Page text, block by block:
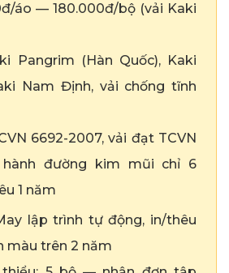
áo — 180.000đ/bộ (vải Kaki
Pangrim (Hàn Quốc), Kaki
Nam Định, vải chống tĩnh
6692-2007, vải đạt TCVN
hành đường kim mũi chỉ 6
1 năm
lập trình tự động, in/thêu
màu trên 2 năm